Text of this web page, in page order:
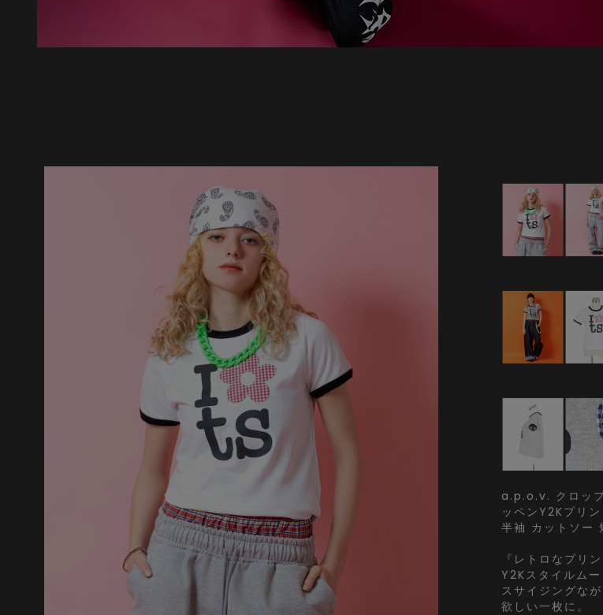
a.p.o.v. クロッ
ッペンY2Kプリ
半袖 カットソー
『レトロなプリ
Y2Kスタイルム
スサイジングな
欲しい一枚に。